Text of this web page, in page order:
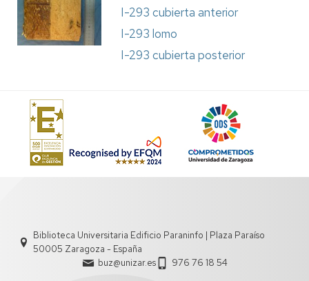
I-293 cubierta anterior
I-293 lomo
I-293 cubierta posterior
Biblioteca Universitaria Edificio Paraninfo | Plaza Paraíso
50005 Zaragoza - España
buz@unizar.es
976 76 18 54